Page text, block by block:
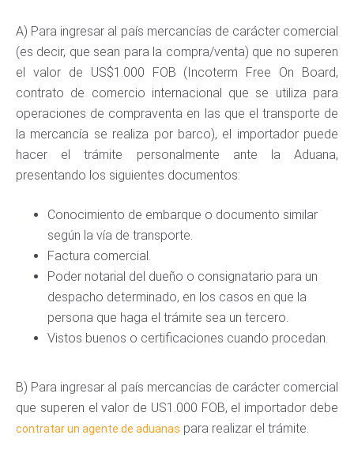
A) Para ingresar al país mercancías de carácter comercial
(es decir, que sean para la compra/venta) que no superen
el valor de US$1.000 FOB (Incoterm Free On Board,
contrato de comercio internacional que se utiliza para
operaciones de compraventa en las que el transporte de
la mercancía se realiza por barco), el importador puede
hacer el trámite personalmente ante la Aduana,
presentando los siguientes documentos:
Conocimiento de embarque o documento similar
según la vía de transporte.
Factura comercial.
Poder notarial del dueño o consignatario para un
despacho determinado, en los casos en que la
persona que haga el trámite sea un tercero.
Vistos buenos o certificaciones cuando procedan.
B) Para ingresar al país mercancías de carácter comercial
que superen el valor de US1.000 FOB, el importador debe
contratar un agente de aduanas para realizar el trámite.